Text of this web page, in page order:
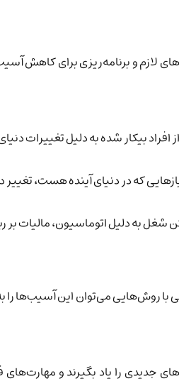
و برنامه‌ریزی برای کاهش
بیکار شده به دلیل تغییرات
که در دنیای آینده هست،
شغل به دلیل اتوماسیون، مالیات
روش‌هایی می‌توان این آسیب‌ها را
جدیدی را یاد بگیرند و